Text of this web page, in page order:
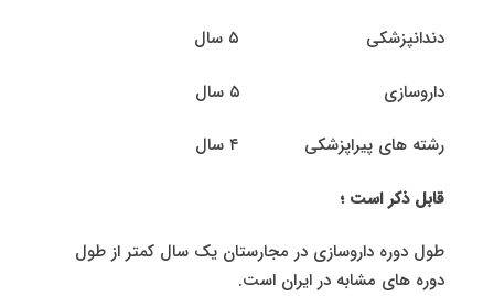
دندانپزشکی ۵ سال
داروسازی ۵ سال
رشته های پیراپزشکی ۴ سال
قابل ذکر است ؛
طول دوره داروسازی در مجارستان یک سال کمتر از طول
دوره های مشابه در ایران است.